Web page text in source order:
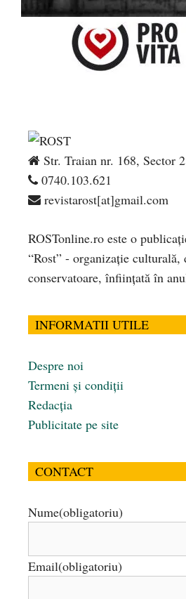
Str. Traian nr. 168, Sector
0740.103.621
revistarost[at]gmail.com
ROSTonline.ro este o
“Rost” - organizaţie culturală,
conservatoare, înfiinţată în
INFORMATII UTILE
Despre noi
Termeni și condiții
Redacția
Publicitate pe site
CONTACT
Nume(obligatoriu)
Email(obligatoriu)